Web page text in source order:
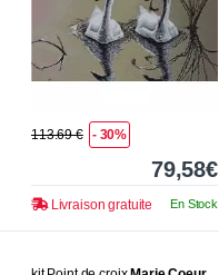
113.69 € - 30%
79,58€
Livraison gratuite En Stock